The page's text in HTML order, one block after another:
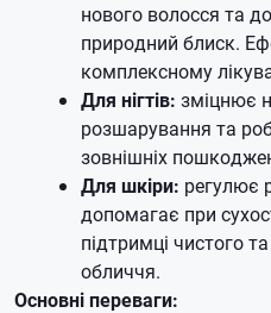
нового волосся та
природний блиск.
комплексному
Для нігтів: зміцнює
розшарування та
зовнішніх
Для шкіри: регулює
допомагає при
підтримці чистого
обличчя.
Основні переваги: